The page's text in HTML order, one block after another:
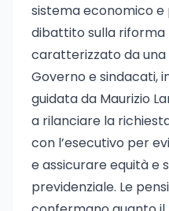
sistema economico e
dibattito sulla riforma
caratterizzato da
Governo e sindacati,
guidata da Maurizio
a rilanciare la
con l’esecutivo per
e assicurare equità e
previdenziale. Le